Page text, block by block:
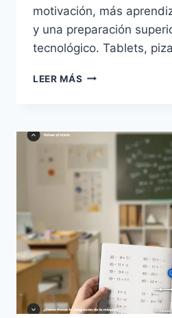
motivación, más
y una preparación
tecnológico. Tablets,
LEER MÁS NIÑOS
EN
LOS
COLEGIOS:
¿DECISIÓN
ACERTADA
O
HISTÓRICO?